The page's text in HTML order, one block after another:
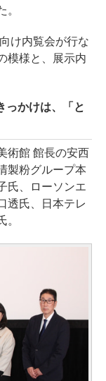
け内覧会が行な
模様と、展示内
っかけは、「と
術館 館長の安西
製粉グループ本
氏、ローソンエ
透氏、日本テレ
。